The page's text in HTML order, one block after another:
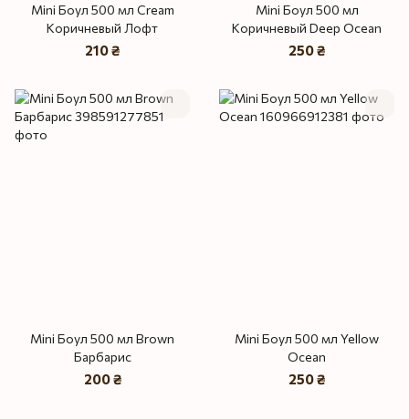
Mini Боул 500 мл Cream
Коричневый Лофт
210 ₴
Mini Боул 500 мл
Коричневый Deep Ocean
250 ₴
Mini Боул 500 мл Brown
Барбарис
200 ₴
Mini Боул 500 мл Yellow
Ocean
250 ₴